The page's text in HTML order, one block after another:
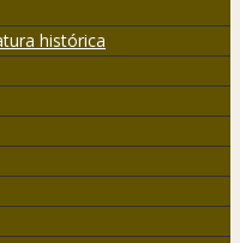
histórica